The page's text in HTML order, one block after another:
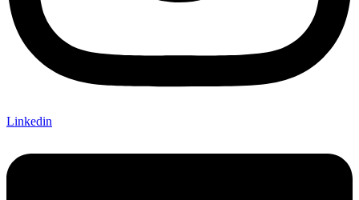
Linkedin